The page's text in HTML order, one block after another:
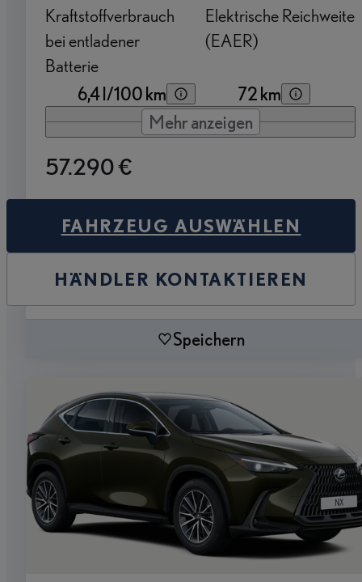
Kraftstoffverbrauch
bei entladener
Batterie
6,4 l/100 km
Elektrische Reichweite
(EAER)
72 km
Mehr anzeigen
57.290 €
FAHRZEUG AUSWÄHLEN
HÄNDLER KONTAKTIEREN
Speichern